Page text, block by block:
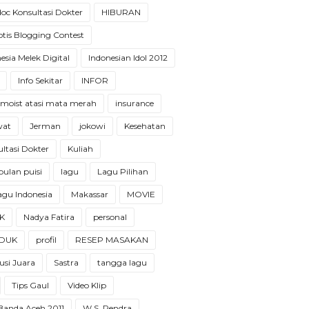
Konsultasi Dokter HIBURAN
Blogging Contest
Melek Digital Indonesian Idol 2012
Info Sekitar INFOR
atasi mata merah insurance
Jerman jokowi Kesehatan
Dokter Kuliah
puisi lagu Lagu Pilihan
Indonesia Makassar MOVIE
Nadya Fatira personal
profil RESEP MASAKAN
Juara Sastra tangga lagu
Tips Gaul Video Klip